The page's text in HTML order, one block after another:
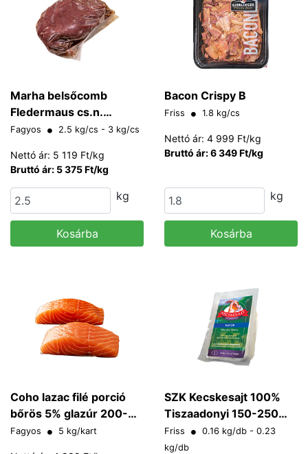
Marha belsőcomb
Fledermaus cs.n.
(Dragon meat)
Fagyos 2.5 kg/cs - 3 kg/cs
Nettó ár: 5 119 Ft/kg
Bruttó ár: 5 375 Ft/kg
kg
Kosárba
Bacon Crispy B
Friss 1.8 kg/cs
Nettó ár: 4 999 Ft/kg
Bruttó ár: 6 349 Ft/kg
kg
Kosárba
Coho lazac filé porció
bőrös 5% glazúr 200-
220 g/db
Fagyos 5 kg/kart
SZK Kecskesajt 100%
Tiszaadonyi 150-250
g/db
Friss
0.16 kg/db - 0.23
kg/db